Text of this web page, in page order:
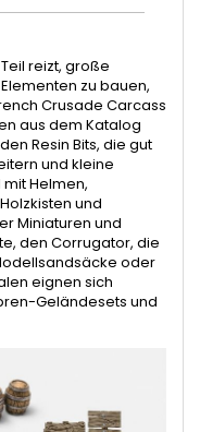
reizt, große
zu bauen,
Crusade Carcass
aus dem Katalog
Resin Bits, die gut
und kleine
Helmen,
und
Miniaturen und
, den Corrugator, die
oder
eignen sich
Geländesets und